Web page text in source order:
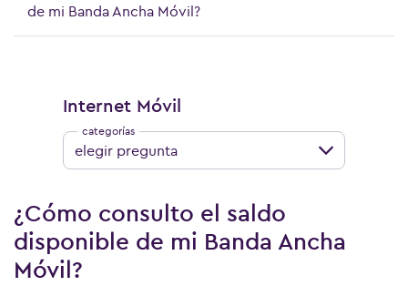
de mi Banda Ancha Móvil?
¿Cómo consulto el saldo
disponible de mi Banda Ancha
Móvil?
Internet Móvil
elegir pregunta